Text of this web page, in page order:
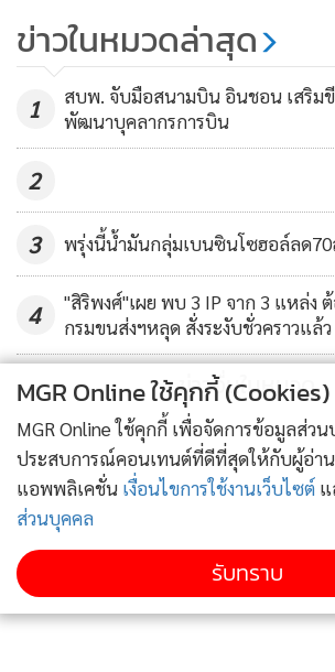
สามารถเข้าถึงและสร้างการรับรู้ในกลุ่มเป้าห
รวมทั้งต้องพัฒนาผลิตภัณฑ์ให้ตรงตามควา
บริโภค ทั้งรสนิยม กำลังซื้อ ไลฟ์สไตล์การใ
สำคัญที่จะช่วยให้ธุรกิจสามารถตอบสนองคว
100
ข่าวในหมวดล่าสุด
1
สบพ. จับมือสนามบิน อินชอน เสริมขี
พัฒนาบุคลากรการบิน
2
3 พรุ่งนี้น้ำมันกลุ่มเบนซินโซฮอล์ลด70
4
"สิริพงศ์"เผย พบ 3 IP จาก 3 แหล่ง
กรมขนส่งฯหลุด สั่งระงับชั่วคราวแล้ว
ข่าวอื่นในหมวด
MGR Online ใช้คุกกี้ (Cookies)
MGR Online ใช้คุกกี้ เพื่อจัดการข้อมูลส่ว
ประสบการณ์คอนเทนต์ที่ดีที่สุดให้กับผู้อ่า
แอพพลิเคชั่น เงื่อนไขการใช้งานเว็บไซต์ แ
ส่วนบุคคล
รับทราบ